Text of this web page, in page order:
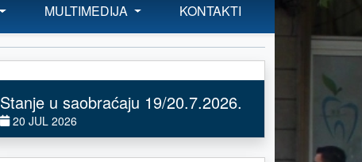
MULTIMEDIJA KONTAKTI
Stanje u saobraćaju 19/20.7.2026.
20 JUL 2026